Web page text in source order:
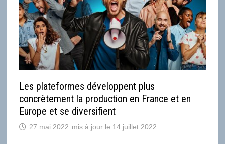
Les plateformes développent plus
concrètement la production en France et en
Europe et se diversifient
27 mai 2022 14 juillet 2022